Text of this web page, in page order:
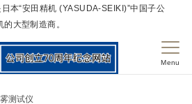
本“安田精机 (YASUDA-SEIKI)”中国子公
大型制造商。
Menu
测试仪